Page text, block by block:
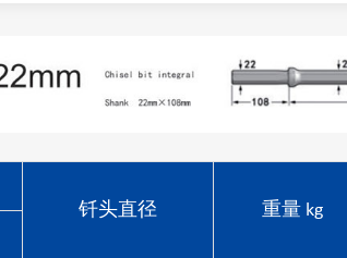
钎头直径
重量 kg